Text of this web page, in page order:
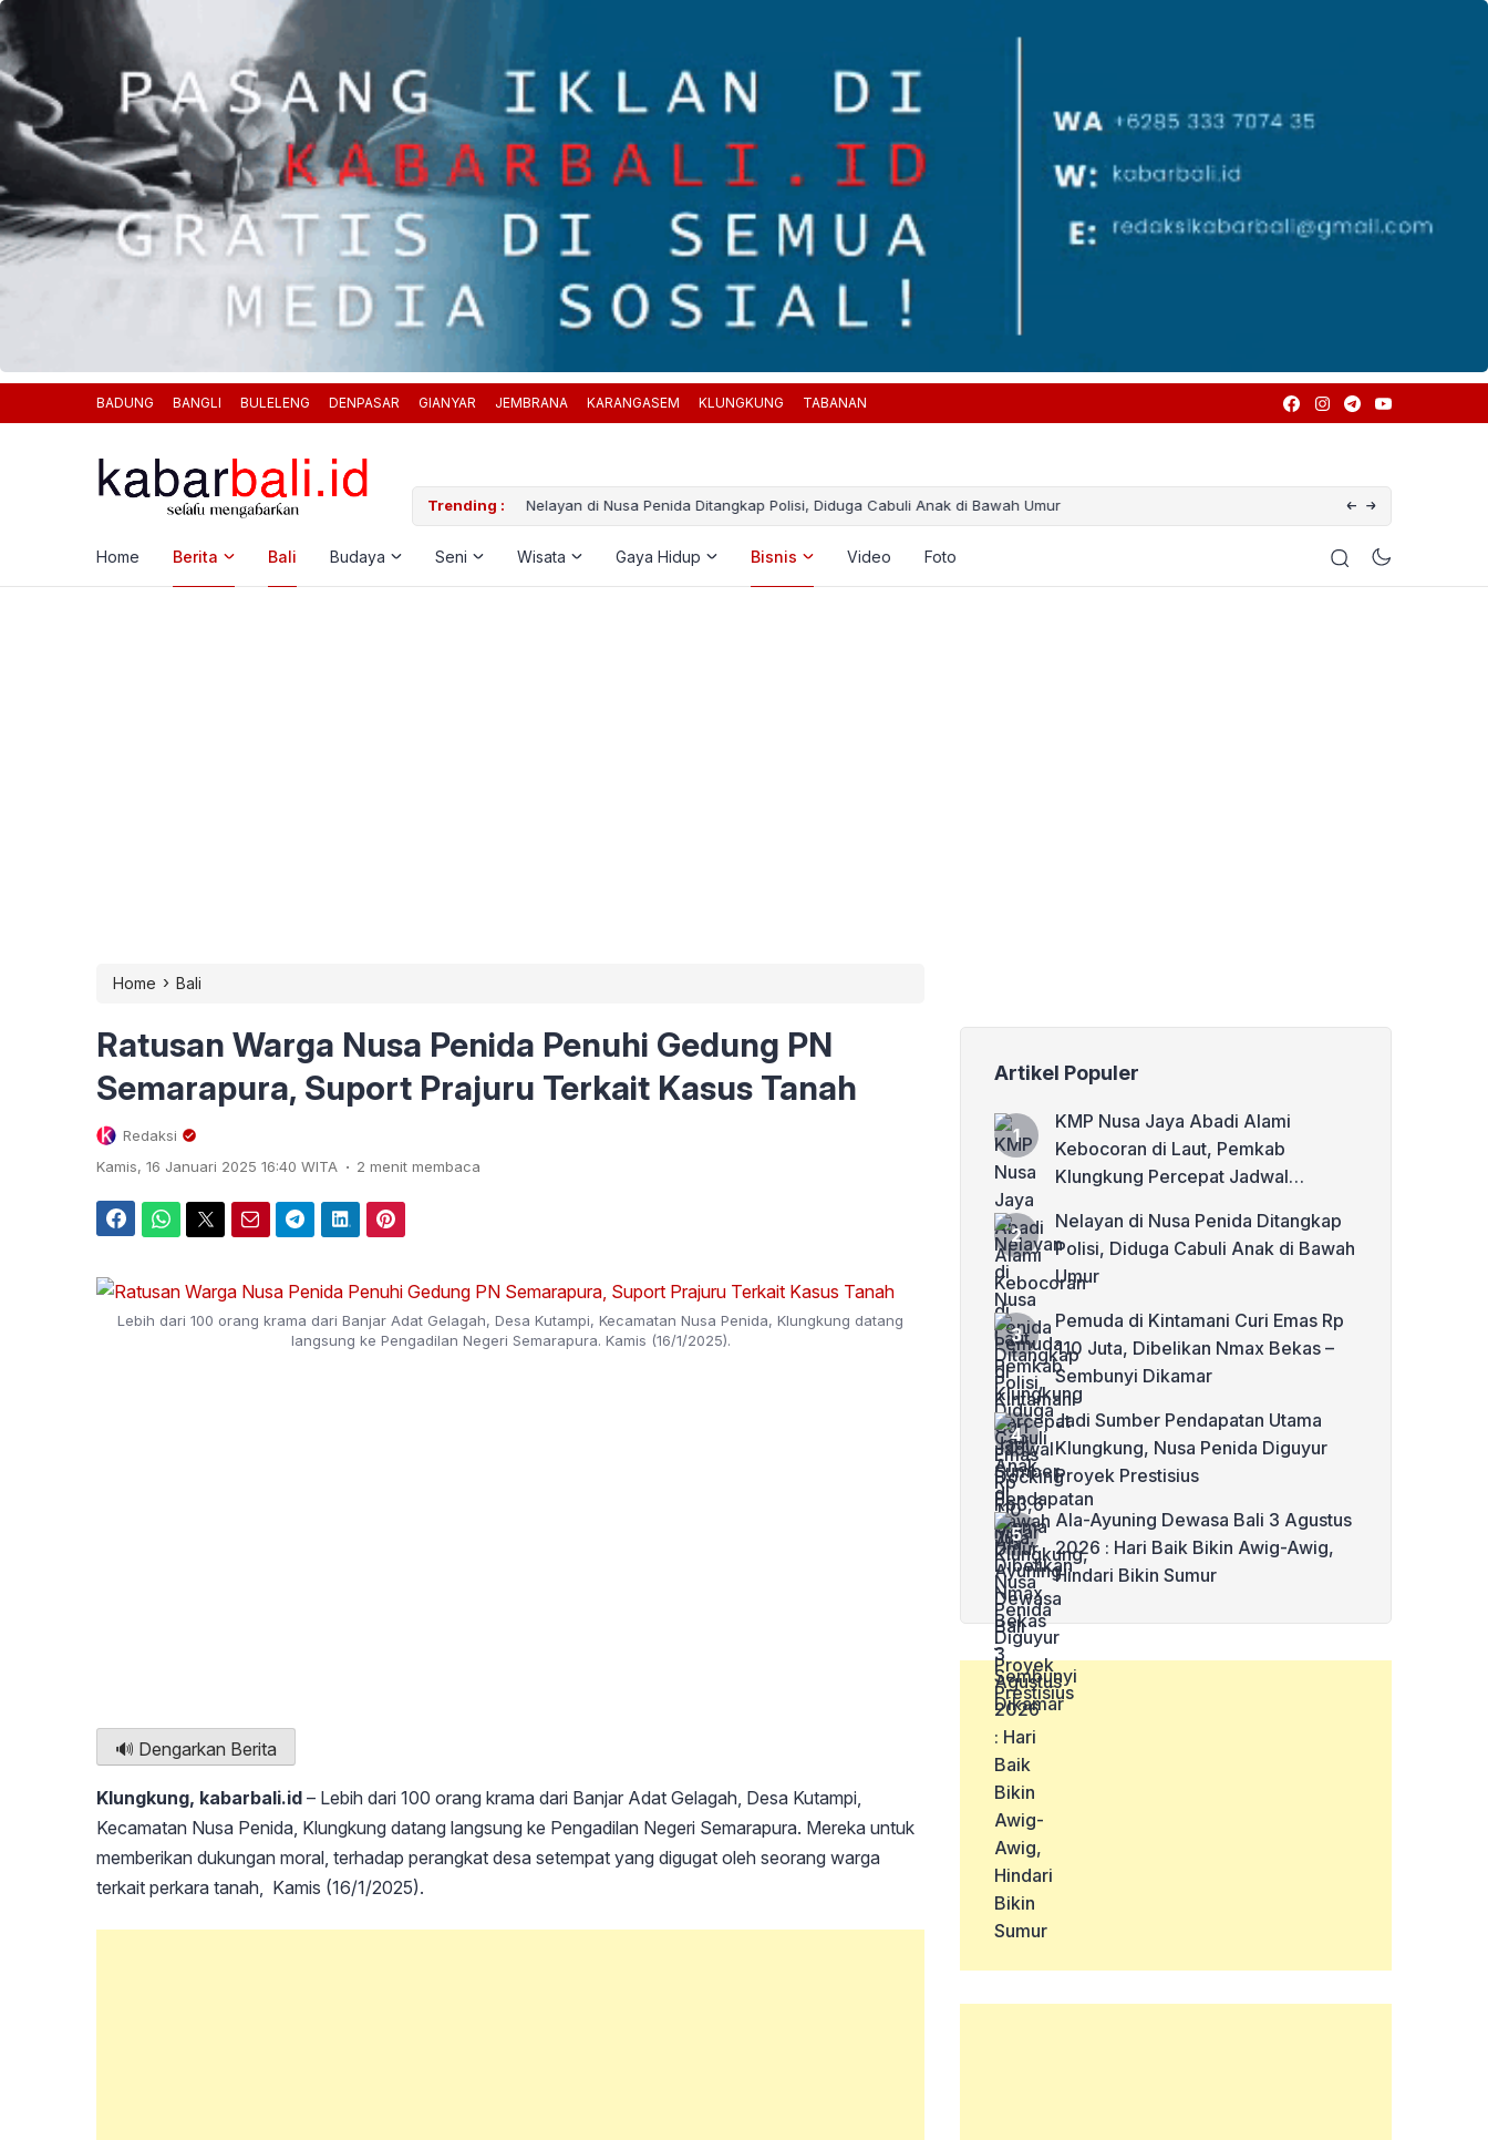
BADUNG BANGLI BULELENG DENPASAR GIANYAR JEMBRANA KARANGASEM KLUNGKUNG TABANAN
Trending :
Pemkab Klungkung Percepat Jadwal Docking Rp3,6 Miliar Nelayan di Nusa Penida Ditangkap Polisi, Diduga Cabuli Anak di Bawah Umur Pemuda di Kintamani
Home Berita Bali Budaya Seni Wisata Gaya Hidup Bisnis Video Foto
Home › Bali
Ratusan Warga Nusa Penida Penuhi Gedung PN
Semarapura, Suport Prajuru Terkait Kasus Tanah
Redaksi
Kamis, 16 Januari 2025 16:40 WITA . 2 menit membaca
Lebih dari 100 orang krama dari Banjar Adat Gelagah, Desa Kutampi, Kecamatan Nusa Penida, Klungkung datang
langsung ke Pengadilan Negeri Semarapura. Kamis (16/1/2025).
🔊 Dengarkan Berita
Klungkung, kabarbali.id – Lebih dari 100 orang krama dari Banjar Adat Gelagah, Desa Kutampi,
Kecamatan Nusa Penida, Klungkung datang langsung ke Pengadilan Negeri Semarapura. Mereka untuk
memberikan dukungan moral, terhadap perangkat desa setempat yang digugat oleh seorang warga
terkait perkara tanah, Kamis (16/1/2025).
Artikel Populer
KMP Nusa Jaya Abadi Alami
Kebocoran di Laut, Pemkab
Klungkung Percepat Jadwal
Nelayan di Nusa Penida Ditangkap
Polisi, Diduga Cabuli Anak di Bawah
Umur
Pemuda di Kintamani Curi Emas Rp
110 Juta, Dibelikan Nmax Bekas –
Sembunyi Dikamar
Jadi Sumber Pendapatan Utama
Klungkung, Nusa Penida Diguyur
Proyek Prestisius
Ala-Ayuning Dewasa Bali 3 Agustus
2026 : Hari Baik Bikin Awig-Awig,
Hindari Bikin Sumur